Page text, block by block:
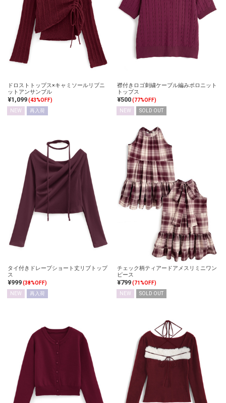
ドロストトップス×キャミソールリブニ
ットアンサンブル
¥1,099(43%OFF)
NEW
再入荷
襟付きロゴ刺繍ケーブル編みポロニット
トップス
¥500(77%OFF)
NEW
SOLD OUT
タイ付きドレープショート丈リブトップ
ス
¥999(38%OFF)
NEW
再入荷
チェック柄ティアードアメスリミニワン
ピース
¥799(71%OFF)
NEW
SOLD OUT